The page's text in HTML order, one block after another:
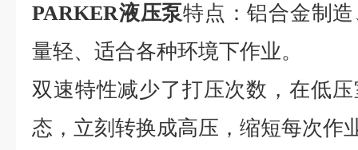
PARKER液压泵特点：铝合金制
量轻、适合各种环境下作业。
双速特性减少了打压次数，在低
态，立刻转换成高压，缩短每次作